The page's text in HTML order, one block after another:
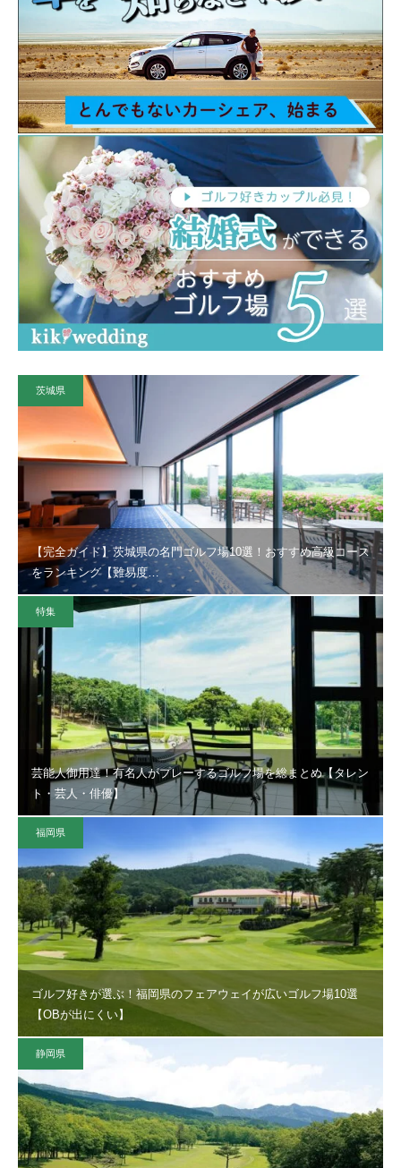
茨城県
【完全ガイド】茨城県の名門ゴルフ場10選！おすすめ高級コース
をランキング【難易度…
特集
芸能人御用達！有名人がプレーするゴルフ場を総まとめ【タレン
ト・芸人・俳優】
福岡県
ゴルフ好きが選ぶ！福岡県のフェアウェイが広いゴルフ場10選
【OBが出にくい】
静岡県